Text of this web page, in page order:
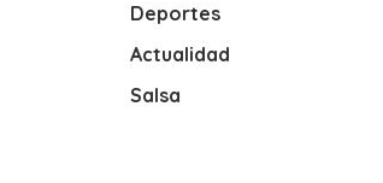
Deportes
Actualidad
Salsa